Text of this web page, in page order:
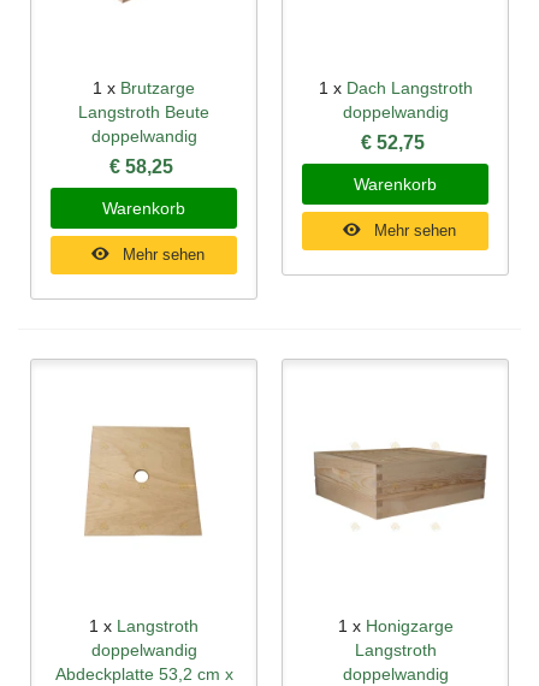
1 x Brutzarge
Langstroth Beute
doppelwandig
€ 58,25
Warenkorb
Mehr sehen
1 x Dach Langstroth
doppelwandig
€ 52,75
Warenkorb
Mehr sehen
1 x Langstroth
doppelwandig
Abdeckplatte 53,2 cm x
1 x Honigzarge
Langstroth
doppelwandig